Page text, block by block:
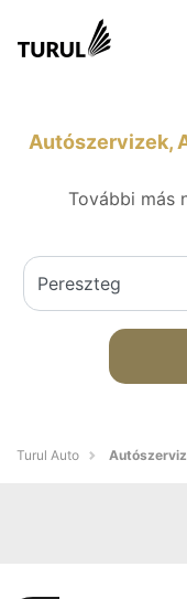
Autószervizek,
További más
Turul Auto